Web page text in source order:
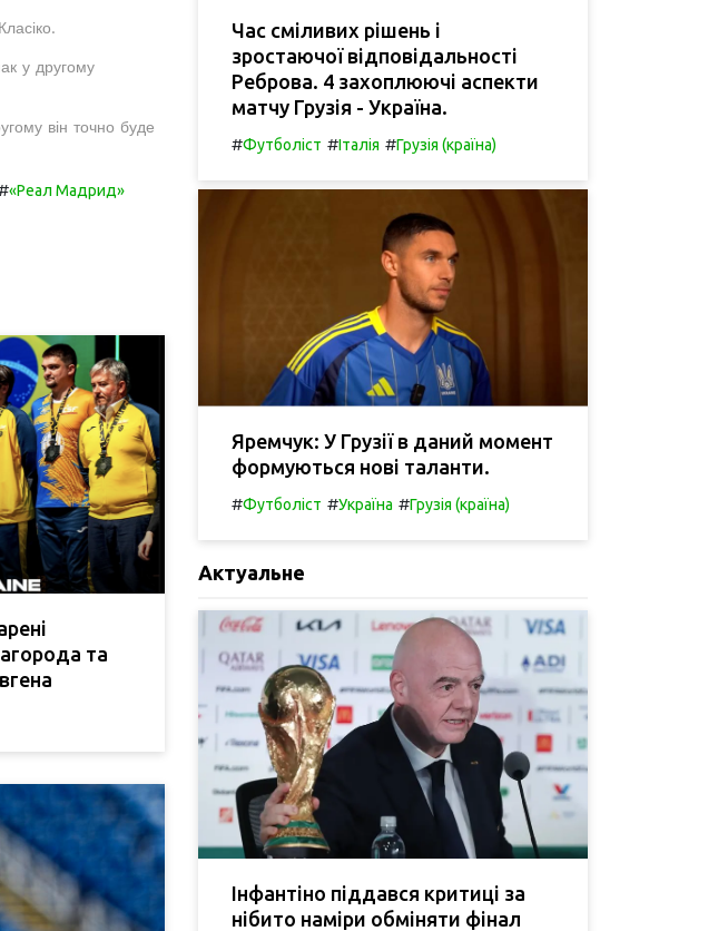
у другому
він точно буде
«Реал Мадрид»
та
Час сміливих рішень і
зростаючої відповідальності
Реброва. 4 захоплюючі аспекти
матчу Грузія - Україна.
#Футболіст #Італія #Грузія (країна)
Яремчук: У Грузії в даний момент
формуються нові таланти.
#Футболіст #Україна #Грузія (країна)
Актуальне
Інфантіно піддався критиці за
нібито наміри обміняти фінал